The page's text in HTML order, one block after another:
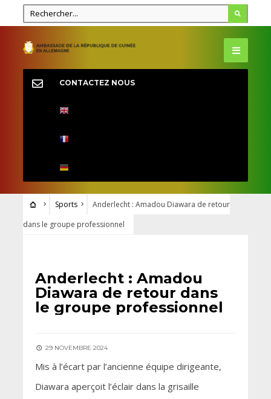
CONTACTEZ NOUS
Sports
Anderlecht : Amadou Diawara de retour
dans le groupe professionnel
Anderlecht : Amadou
Diawara de retour dans
le groupe professionnel
29 NOVEMBRE 2024
Mis à l’écart par l’ancienne équipe dirigeante,
Diawara aperçoit l’éclair dans la grisaille